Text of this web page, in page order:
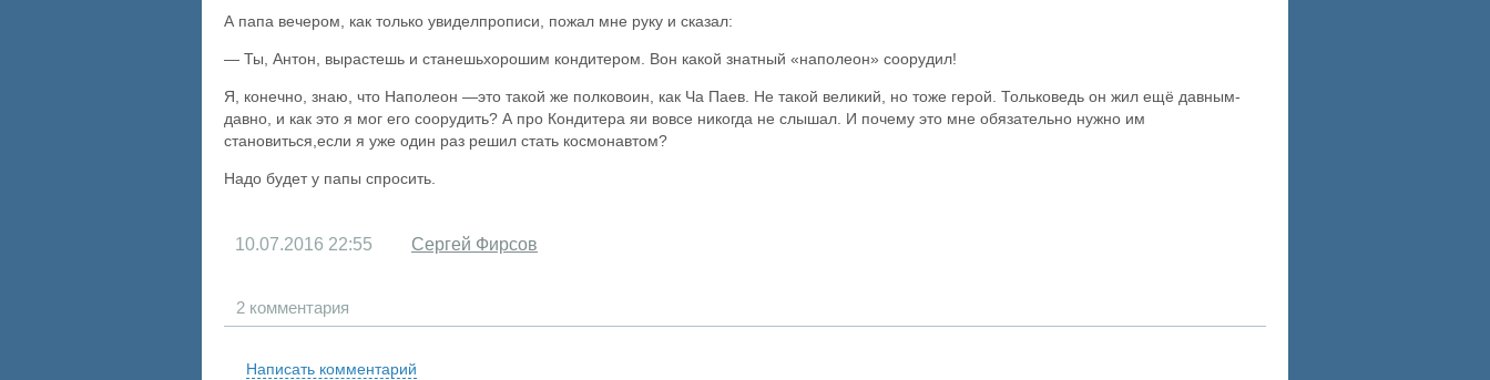
А папа вечером, как только увиделпрописи, пожал мне руку и сказал:
— Ты, Антон, вырастешь и станешьхорошим кондитером. Вон какой знатный «наполеон» соорудил!
Я, конечно, знаю, что Наполеон —это такой же полковоин, как Ча Паев. Не такой великий, но тоже герой. Тольковедь он жил ещё давным-
давно, и как это я мог его соорудить? А про Кондитера яи вовсе никогда не слышал. И почему это мне обязательно нужно им
становиться,если я уже один раз решил стать космонавтом?
Надо будет у папы спросить.
10.07.2016 22:55 Сергей Фирсов
2 комментария
Написать комментарий